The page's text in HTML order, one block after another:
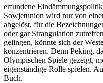
erfundene
Sowjetunion wird nur von
abgelöst, für die
oder gar Strangulation
gelingen, könnte sich der
konzentrieren. Denn Peking,
Olympischen Spiele gezeigt,
eigenständige Rolle spielen.
Buch.